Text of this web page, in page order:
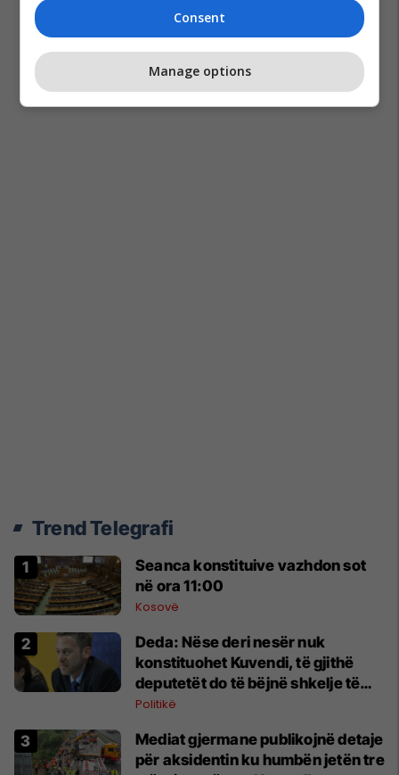
Trend Telegrafi
Seanca konstituive vazhdon sot
në ora 11:00
Kosovë
Deda: Nëse deri nesër nuk
konstituohet Kuvendi, të gjithë
deputetët do të bëjnë shkelje të
rëndë kushtetuese
Politikë
Mediat gjermane publikojnë detaje
për aksidentin ku humbën jetën tre
Consent
Manage options